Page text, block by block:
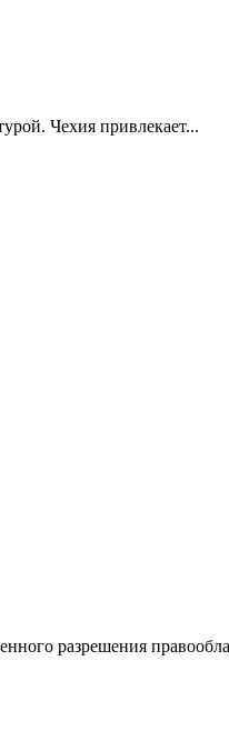
Чехия привлекает...
разрешения